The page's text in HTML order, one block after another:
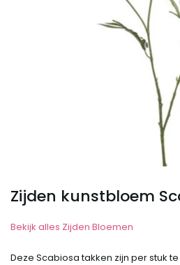
Zijden kunstbloem
Bekijk alles Zijden Bloemen
Deze Scabiosa takken zijn per stuk